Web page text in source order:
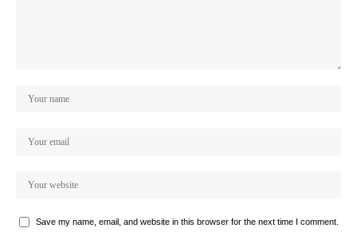
Save my name, email, and website in this browser for the next time I comment.